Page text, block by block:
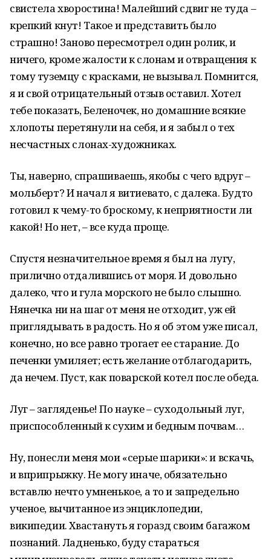
свистела хворостина! Малейший сдвиг не туда –
крепкий кнут! Такое и представить было
страшно! Заново пересмотрел один ролик, и
ничего, кроме жалости к слонам и отвращения к
тому туземцу с красками, не вызывал. Помнится,
я и свой отрицательный отзыв оставил. Хотел
тебе показать, Беленочек, но домашние всякие
хлопоты перетянули на себя, и я забыл о тех
несчастных слонах-художниках.
Ты, наверно, спрашиваешь, якобы с чего вдруг –
мольберт? И начал я витиевато, с далека. Будто
готовил к чему-то броскому, к неприятности ли
какой! Но нет, – все куда проще.
Спустя незначительное время я был на лугу,
прилично отдалившись от моря. И довольно
далеко, что и гула морского не было слышно.
Нянечка ни на шаг от меня не отходит, уж ей
приглядывать в радость. Но я об этом уже писал,
конечно, но все равно трогает ее старание. До
печенки умиляет; есть желание отблагодарить,
да нечем. Пуст, как поварской котел после обеда.
Луг – загляденье! По науке – суходольный луг,
приспособленный к сухим и бедным почвам…
Ну, понесли меня мои «серые шарики»: и вскачь,
и вприпрыжку. Не могу иначе, обязательно
вставлю нечто умненькое, а то и запредельно
ученое, вычитанное из энциклопедии,
википедии. Хвастануть я горазд своим багажом
познаний. Ладненько, буду стараться